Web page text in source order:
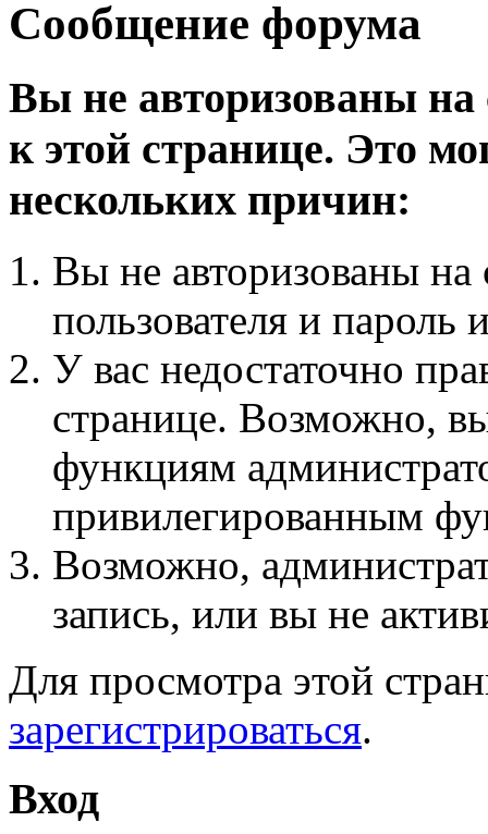
Сообщение форума
Вы не авторизованы на
к этой странице. Это
нескольких причин:
Вы не авторизованы на
пользователя и пароль
У вас недостаточно
странице. Возможно,
функциям
привилегированным
Возможно,
запись, или вы не
Для просмотра этой
зарегистрироваться.
Вход